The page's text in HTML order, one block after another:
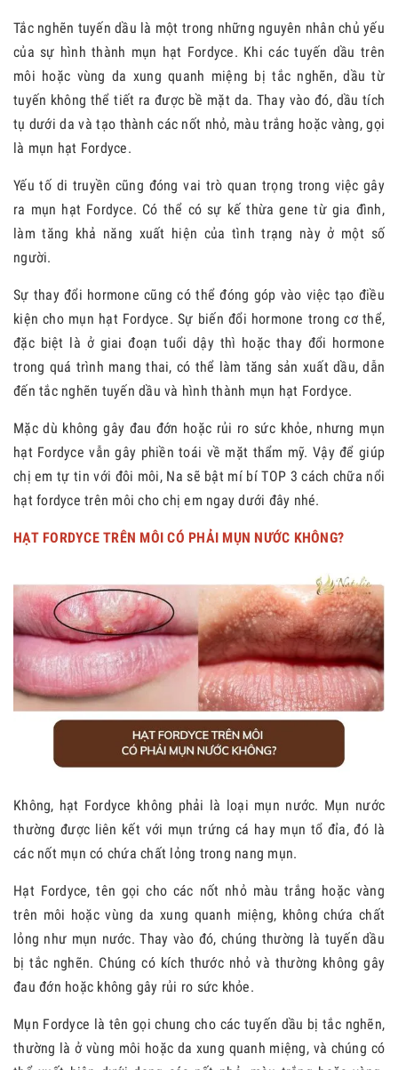
Tắc nghẽn tuyến dầu là một trong những nguyên nhân chủ yếu
của sự hình thành mụn hạt Fordyce. Khi cáctuyến dầu trên
môi hoặc vùng da xung quanh miệng bị tắc nghẽn, dầu từ
tuyến không thể tiết ra được bề mặt da. Thay vào đó, dầu tích
tụ dưới da và tạo thành các nốt nhỏ, màu trắng hoặc vàng, gọi
là mụn hạt Fordyce.
Yếu tố di truyền cũng đóng vai trò quan trọng trong việc gây
ra mụn hạt Fordyce. Có thể có sự kế thừa gene từ gia đình,
làm tăng khả năng xuất hiện của tình trạng này ở một số
người.
Sự thay đổi hormone cũng có thể đóng góp vào việc tạo điều
kiện cho mụn hạt Fordyce. Sự biến đổi hormone trong cơ thể,
đặc biệt là ở giai đoạn tuổi dậy thì hoặc thay đổi hormone
trong quá trình mang thai, có thể làm tăng sản xuất dầu, dẫn
đến tắc nghẽn tuyến dầu và hình thành mụn hạt Fordyce.
Mặc dù không gây đau đớn hoặc rủi ro sức khỏe, nhưng mụn
hạt Fordyce vẫn gây phiền toái về mặt thẩm mỹ. Vậy để giúp
chị em tự tin với đôi môi, Na sẽ bật mí bí TOP 3 cách chữa nổi
hạt fordyce trên môi cho chị em ngay dưới đây nhé.
HẠT FORDYCE TRÊN MÔI CÓ PHẢI MỤN NƯỚC KHÔNG?
Không, hạt Fordyce không phải là loại mụn nước. Mụn nước
thường được liên kết với mụn trứng cá hay mụn tổ đỉa, đó là
các nốt mụn có chứa chất lỏng trong nang mụn.
Hạt Fordyce, tên gọi cho các nốt nhỏ màu trắng hoặc vàng
trên môi hoặc vùng da xung quanh miệng, không chứa chất
lỏng như mụn nước. Thay vào đó, chúng thường là tuyến dầu
bị tắc nghẽn. Chúng có kích thước nhỏ và thường không gây
đau đớn hoặc không gây rủi ro sức khỏe.
Mụn Fordyce là tên gọi chung cho các tuyến dầu bị tắc nghẽn,
thường là ở vùng môi hoặc da xung quanh miệng, và chúng có